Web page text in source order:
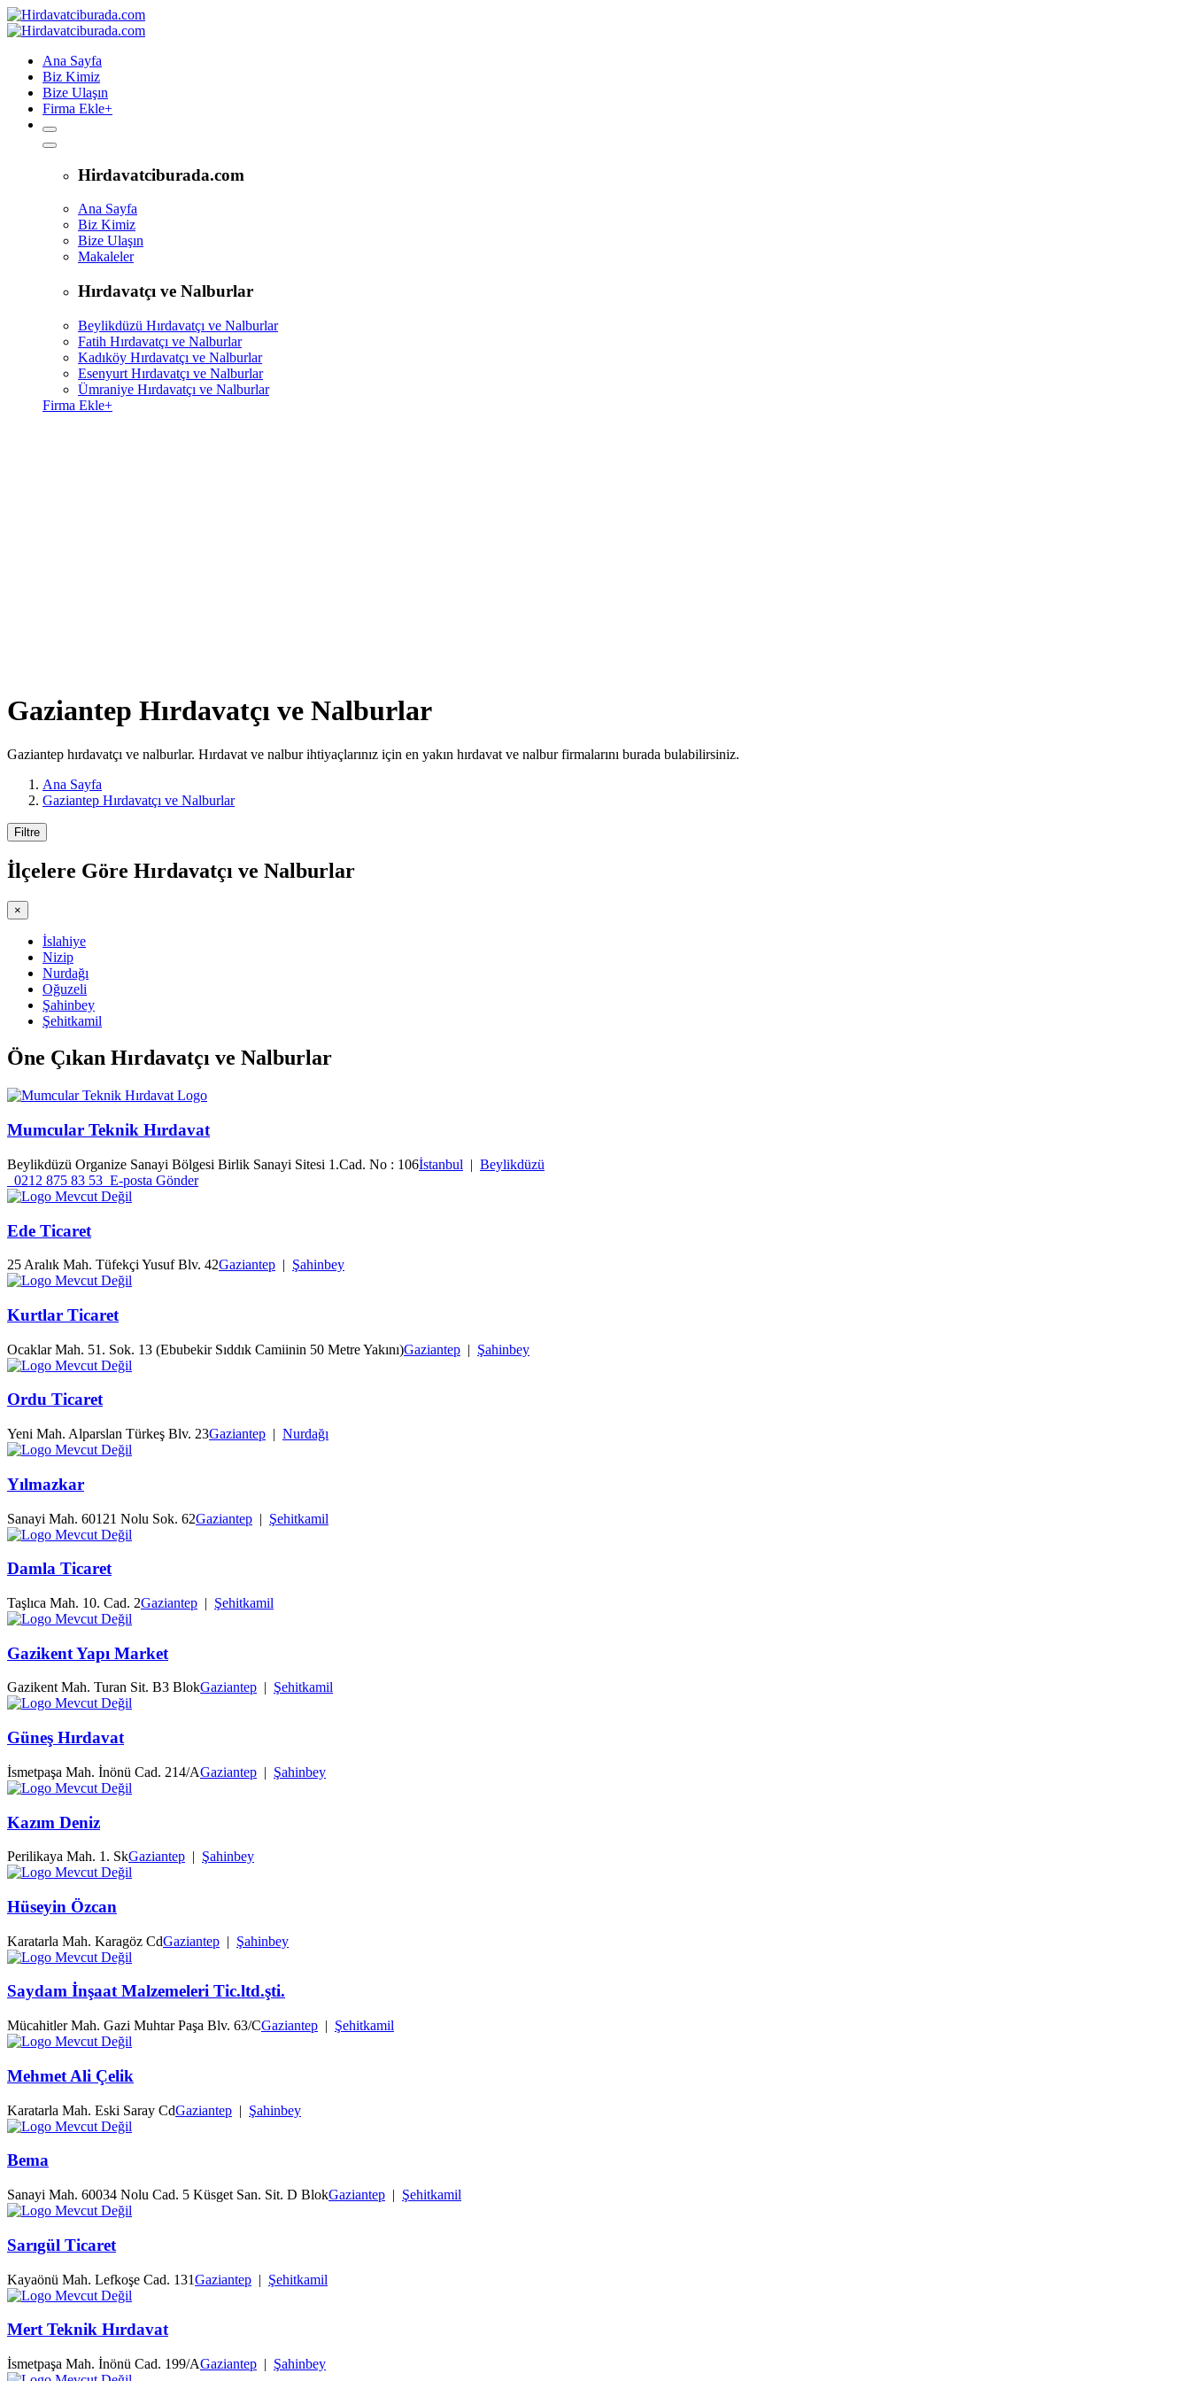
Ana Sayfa
Biz Kimiz
Bize Ulaşın
Firma Ekle+
Hirdavatciburada.com
Ana Sayfa
Biz Kimiz
Bize Ulaşın
Makaleler
Hırdavatçı ve Nalburlar
Beylikdüzü Hırdavatçı ve Nalburlar
Fatih Hırdavatçı ve Nalburlar
Kadıköy Hırdavatçı ve Nalburlar
Esenyurt Hırdavatçı ve Nalburlar
Ümraniye Hırdavatçı ve Nalburlar
Firma Ekle+
Gaziantep Hırdavatçı ve Nalburlar
Gaziantep hırdavatçı ve nalburlar. Hırdavat ve nalbur ihtiyaçlarınız için en yakın hırdavat ve nalbur firmalarını burada bulabilirsiniz.
Ana Sayfa
Gaziantep Hırdavatçı ve Nalburlar
Filtre
İlçelere Göre Hırdavatçı ve Nalburlar
×
İslahiye
Nizip
Nurdağı
Oğuzeli
Şahinbey
Şehitkamil
Öne Çıkan Hırdavatçı ve Nalburlar
Mumcular Teknik Hırdavat
Beylikdüzü Organize Sanayi Bölgesi Birlik Sanayi Sitesi 1.Cad. No : 106İstanbul | Beylikdüzü
0212 875 83 53 E-posta Gönder
Ede Ticaret
25 Aralık Mah. Tüfekçi Yusuf Blv. 42Gaziantep | Şahinbey
Kurtlar Ticaret
Ocaklar Mah. 51. Sok. 13 (Ebubekir Sıddık Camiinin 50 Metre Yakını)Gaziantep | Şahinbey
Ordu Ticaret
Yeni Mah. Alparslan Türkeş Blv. 23Gaziantep | Nurdağı
Yılmazkar
Sanayi Mah. 60121 Nolu Sok. 62Gaziantep | Şehitkamil
Damla Ticaret
Taşlıca Mah. 10. Cad. 2Gaziantep | Şehitkamil
Gazikent Yapı Market
Gazikent Mah. Turan Sit. B3 BlokGaziantep | Şehitkamil
Güneş Hırdavat
İsmetpaşa Mah. İnönü Cad. 214/AGaziantep | Şahinbey
Kazım Deniz
Perilikaya Mah. 1. SkGaziantep | Şahinbey
Hüseyin Özcan
Karatarla Mah. Karagöz CdGaziantep | Şahinbey
Saydam İnşaat Malzemeleri Tic.ltd.şti.
Mücahitler Mah. Gazi Muhtar Paşa Blv. 63/CGaziantep | Şehitkamil
Mehmet Ali Çelik
Karatarla Mah. Eski Saray CdGaziantep | Şahinbey
Bema
Sanayi Mah. 60034 Nolu Cad. 5 Küsget San. Sit. D BlokGaziantep | Şehitkamil
Sarıgül Ticaret
Kayaönü Mah. Lefkoşe Cad. 131Gaziantep | Şehitkamil
Mert Teknik Hırdavat
İsmetpaşa Mah. İnönü Cad. 199/AGaziantep | Şahinbey